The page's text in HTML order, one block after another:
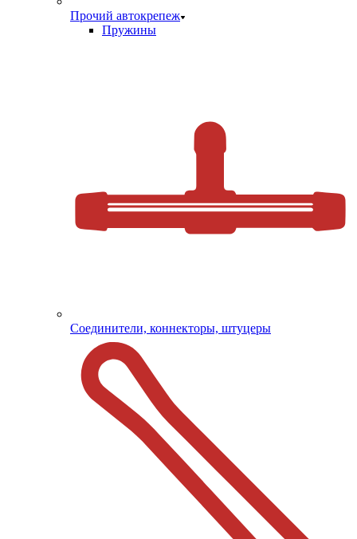
Прочий автокрепеж
Пружины
Соединители, коннекторы, штуцеры